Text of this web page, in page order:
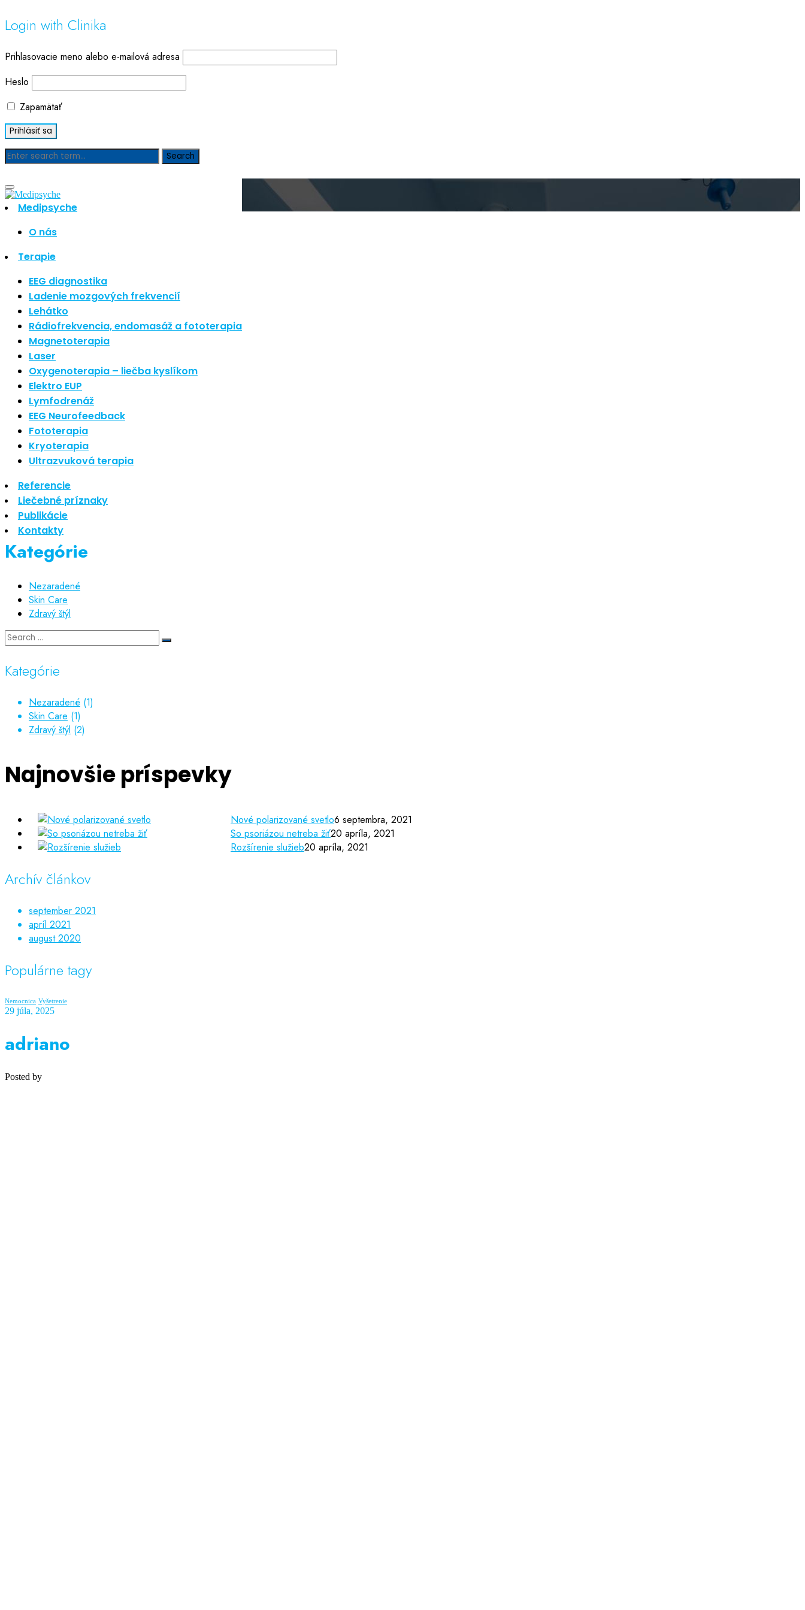
Login with Clinika
Prihlasovacie meno alebo e-mailová adresa
Heslo
Zapamätať
Medipsyche
O nás
Terapie
EEG diagnostika
Ladenie mozgových frekvencií
Lehátko
Rádiofrekvencia, endomasáž a fototerapia
Magnetoterapia
Laser
Oxygenoterapia – liečba kyslíkom
Elektro EUP
Lymfodrenáž
EEG Neurofeedback
Fototerapia
Kryoterapia
Ultrazvuková terapia
Referencie
Liečebné príznaky
Publikácie
Kontakty
Blog
Hľadať
Najnovšie články
Nové polarizované svetlo
So psoriázou netreba žiť
Rozšírenie služieb
Hudba a vývoj mozgu
Najnovšie komentáre
Žiadne komentáre na zobrazenie.
Archív
september 2021
apríl 2021
august 2020
Kategórie
Nezaradené
Skin Care
Zdravý štýl
Kategórie
Nezaradené (1)
Skin Care (1)
Zdravý štýl (2)
Najnovšie príspevky
Nové polarizované svetlo6 septembra, 2021
So psoriázou netreba žiť20 apríla, 2021
Rozšírenie služieb20 apríla, 2021
Archív článkov
september 2021
apríl 2021
august 2020
Populárne tagy
Nemocnica Vyšetrenie
29 júla, 2025
adriano
Posted by